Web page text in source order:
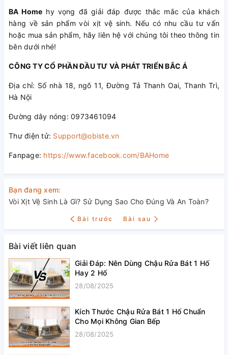
BA Home hy vọng đã giải đáp được thắc mắc của khách
hàng về sản phẩm vòi xịt vệ sinh. Nếu có nhu cầu tư vấn
hoặc mua sản phẩm, hãy liên hệ với chúng tôi theo thông tin
bên dưới nhé!
CÔNG TY CỔ PHẦN ĐẦU TƯ VÀ PHÁT TRIỂN BẮC Á
Địa chỉ: Số nhà 18, ngõ 11, Đường Tả Thanh Oai, Thanh Trì,
Hà Nội
Đường dây nóng: 0973461094
Thư điện tử: Support@obiste.vn
Fanpage: https://www.facebook.com/BAHome
Bạn đang xem:
Vòi Xịt Vệ Sinh Là Gì? Sử Dụng Sao Cho Đúng Và An Toàn?
Bài trước Bài sau
Bài viết liên quan
Giải Đáp: Nên Dùng Chậu Rửa Bát 1 Hố
Hay 2 Hố
28/08/2025
Kích Thước Chậu Rửa Bát 1 Hố Chuẩn
Cho Mọi Không Gian Bếp
28/08/2025